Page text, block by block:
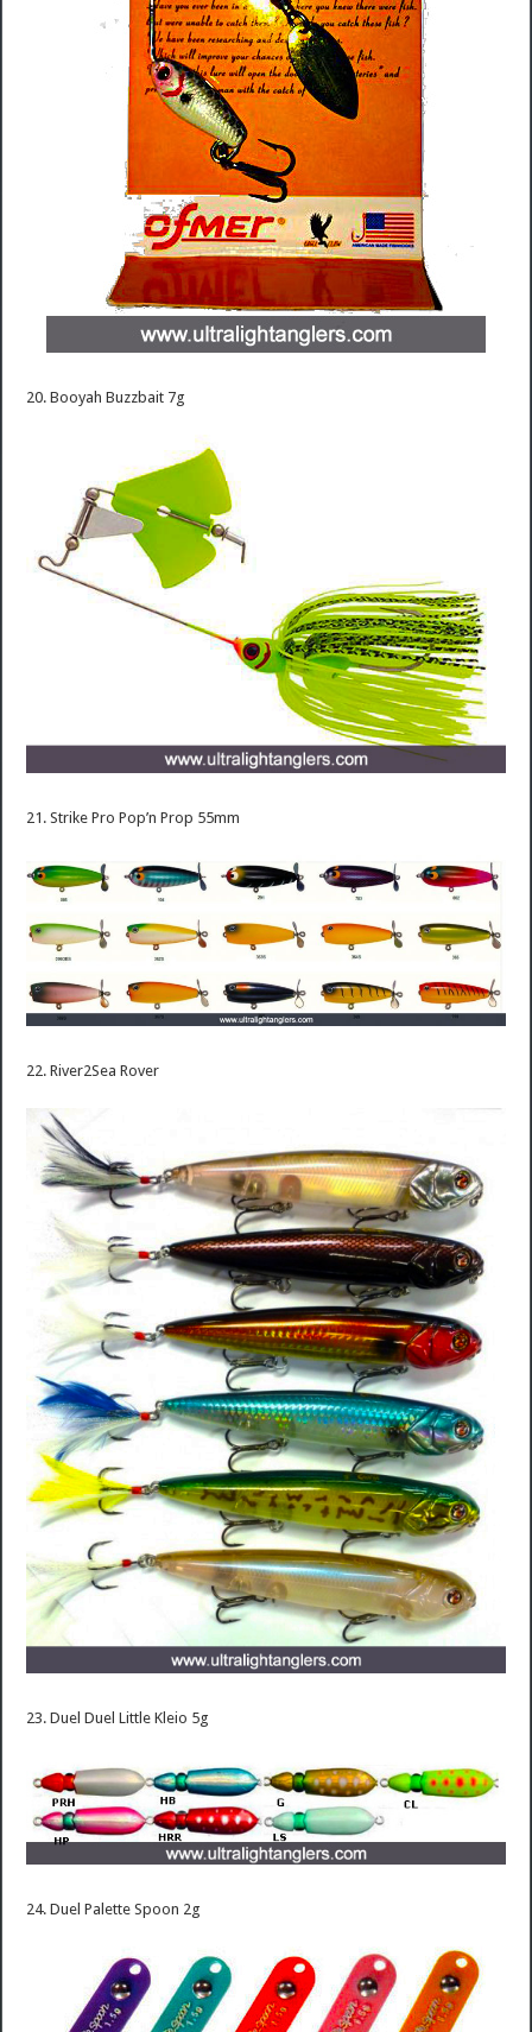
20. Booyah Buzzbait 7g
21. Strike Pro Pop’n Prop 55mm
22. River2Sea Rover
23. Duel Duel Little Kleio 5g
24. Duel Palette Spoon 2g